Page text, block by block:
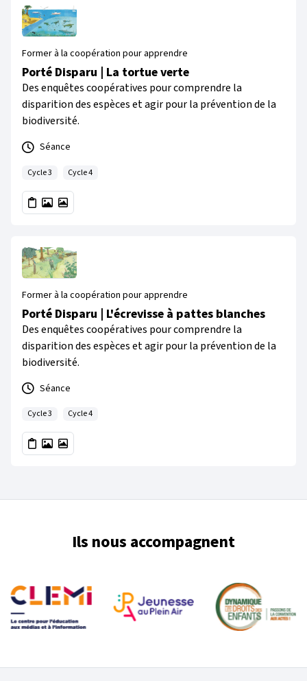
Former à la coopération pour apprendre
Porté Disparu | La tortue verte
Des enquêtes coopératives pour comprendre la
disparition des espèces et agir pour la prévention de la
biodiversité.
Séance
Cycle 3 Cycle 4
Former à la coopération pour apprendre
Porté Disparu | L'écrevisse à pattes blanches
Des enquêtes coopératives pour comprendre la
disparition des espèces et agir pour la prévention de la
biodiversité.
Séance
Cycle 3 Cycle 4
Ils nous accompagnent